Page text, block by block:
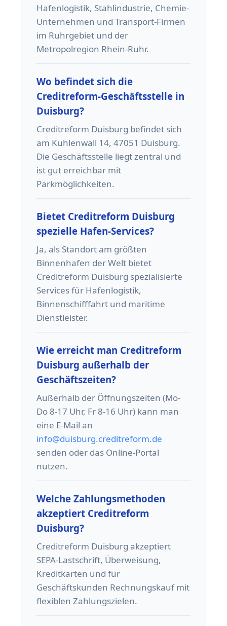
Hafenlogistik, Stahlindustrie, Chemie-
Unternehmen und Transport-Firmen
im Ruhrgebiet und der
Metropolregion Rhein-Ruhr.
Wo befindet sich die
Creditreform-Geschäftsstelle in
Duisburg?
Creditreform Duisburg befindet sich
am Kuhlenwall 14, 47051 Duisburg.
Die Geschäftsstelle liegt zentral und
ist gut erreichbar mit
Parkmöglichkeiten.
Bietet Creditreform Duisburg
spezielle Hafen-Services?
Ja, als Standort am größten
Binnenhafen der Welt bietet
Creditreform Duisburg spezialisierte
Services für Hafenlogistik,
Binnenschifffahrt und maritime
Dienstleister.
Wie erreicht man Creditreform
Duisburg außerhalb der
Geschäftszeiten?
Außerhalb der Öffnungszeiten (Mo-
Do 8-17 Uhr, Fr 8-16 Uhr) kann man
eine E-Mail an
info@duisburg.creditreform.de
senden oder das Online-Portal
nutzen.
Welche Zahlungsmethoden
akzeptiert Creditreform
Duisburg?
Creditreform Duisburg akzeptiert
SEPA-Lastschrift, Überweisung,
Kreditkarten und für
Geschäftskunden Rechnungskauf mit
flexiblen Zahlungszielen.